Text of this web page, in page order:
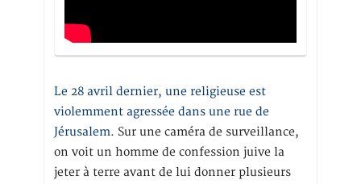
Le 28 avril dernier, une religieuse est
violemment agressée dans une rue de
Jérusalem. Sur une caméra de surveillance,
on voit un homme de confession juive la
jeter à terre avant de lui donner plusieurs